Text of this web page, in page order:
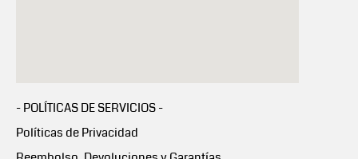
- POLÍTICAS DE SERVICIOS -
Políticas de Privacidad